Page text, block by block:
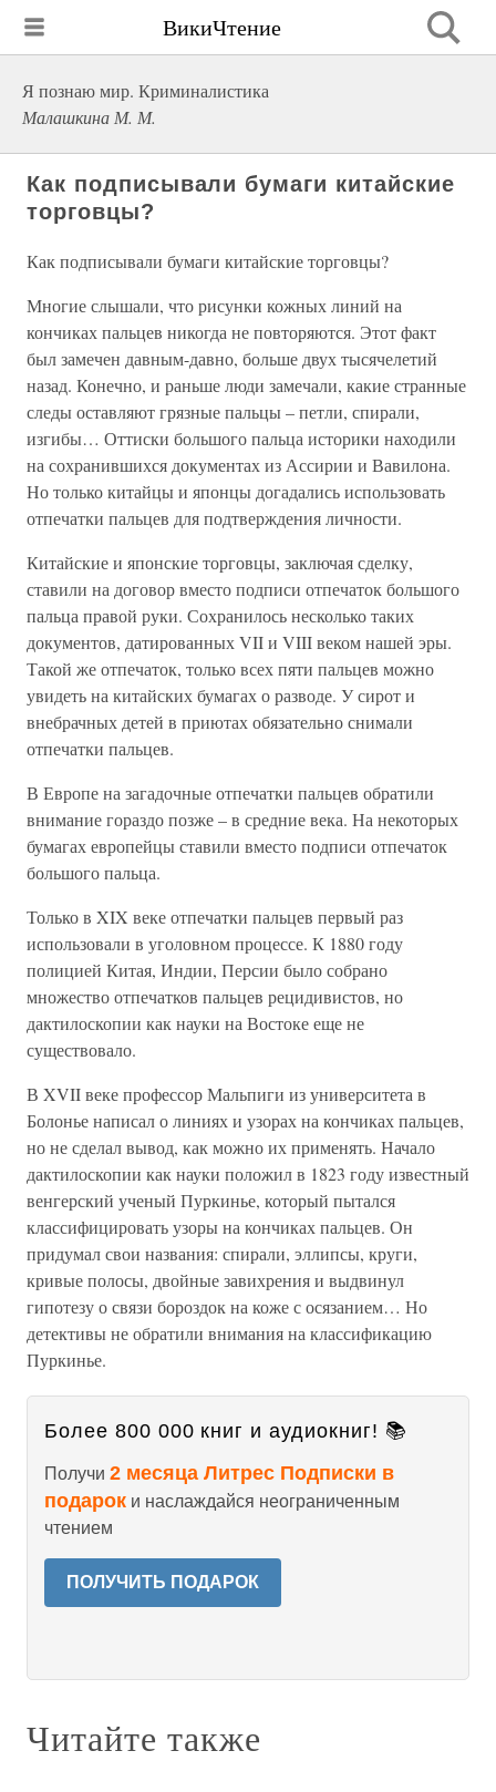
ВикиЧтение
Я познаю мир. Криминалистика
Малашкина М. М.
Как подписывали бумаги китайские
торговцы?
Как подписывали бумаги китайские торговцы?
Многие слышали, что рисунки кожных линий на
кончиках пальцев никогда не повторяются. Этот факт
был замечен давным-давно, больше двух тысячелетий
назад. Конечно, и раньше люди замечали, какие странные
следы оставляют грязные пальцы – петли, спирали,
изгибы… Оттиски большого пальца историки находили
на сохранившихся документах из Ассирии и Вавилона.
Но только китайцы и японцы догадались использовать
отпечатки пальцев для подтверждения личности.
Китайские и японские торговцы, заключая сделку,
ставили на договор вместо подписи отпечаток большого
пальца правой руки. Сохранилось несколько таких
документов, датированных VII и VIII веком нашей эры.
Такой же отпечаток, только всех пяти пальцев можно
увидеть на китайских бумагах о разводе. У сирот и
внебрачных детей в приютах обязательно снимали
отпечатки пальцев.
В Европе на загадочные отпечатки пальцев обратили
внимание гораздо позже – в средние века. На некоторых
бумагах европейцы ставили вместо подписи отпечаток
большого пальца.
Только в XIX веке отпечатки пальцев первый раз
использовали в уголовном процессе. К 1880 году
полицией Китая, Индии, Персии было собрано
множество отпечатков пальцев рецидивистов, но
дактилоскопии как науки на Востоке еще не
существовало.
В XVII веке профессор Мальпиги из университета в
Болонье написал о линиях и узорах на кончиках пальцев,
но не сделал вывод, как можно их применять. Начало
дактилоскопии как науки положил в 1823 году известный
венгерский ученый Пуркинье, который пытался
классифицировать узоры на кончиках пальцев. Он
придумал свои названия: спирали, эллипсы, круги,
кривые полосы, двойные завихрения и выдвинул
гипотезу о связи бороздок на коже с осязанием… Но
детективы не обратили внимания на классификацию
Пуркинье.
Более 800 000 книг и аудиокниг! 📚
Получи 2 месяца Литрес Подписки в
подарок и наслаждайся неограниченным
чтением
ПОЛУЧИТЬ ПОДАРОК
Читайте также